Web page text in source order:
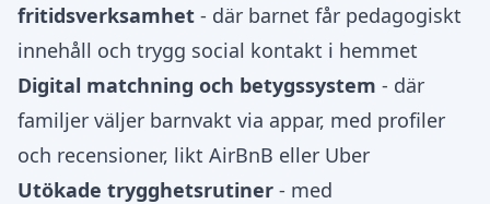
fritidsverksamhet - där barnet får pedagogiskt
innehåll och trygg social kontakt i hemmet
Digital matchning och betygssystem - där
familjer väljer barnvakt via appar, med profiler
och recensioner, likt AirBnB eller Uber
Utökade trygghetsrutiner - med